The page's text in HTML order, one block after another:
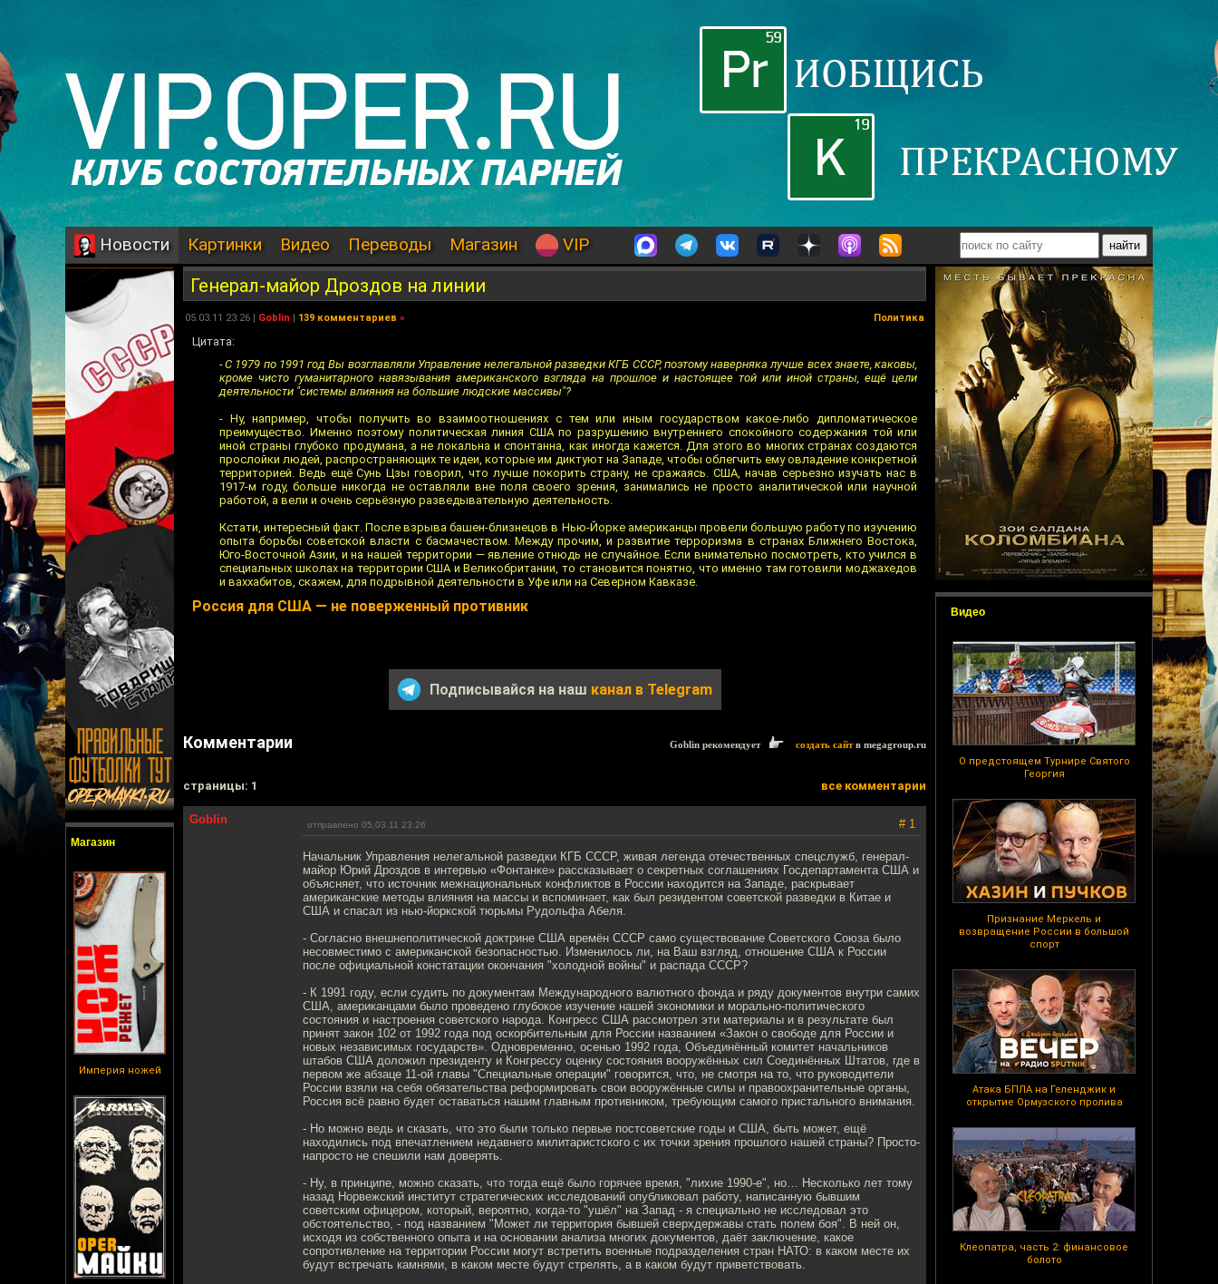
Новости Картинки Видео Переводы Магазин VIP
Магазин
Империя ножей
Видео
О предстоящем Турнире Святого
Георгия
Признание Меркель и
возвращение России в большой
спорт
Атака БПЛА на Геленджик и
открытие Ормузского пролива
Клеопатра, часть 2: финансовое
болото
Генерал-майор Дроздов на линии
05.03.11 23:26 | Goblin | 139 комментариев » Политика
Цитата:
- С 1979 по 1991 год Вы возглавляли Управление нелегальной разведки КГБ СССР, поэтому наверняка лучше всех знаете, каковы,
кроме чисто гуманитарного навязывания американского взгляда на прошлое и настоящее той или иной страны, ещё цели
деятельности "системы влияния на большие людские массивы"?
- Ну, например, чтобы получить во взаимоотношениях с тем или иным государством какое-либо дипломатическое
преимущество. Именно поэтому политическая линия США по разрушению внутреннего спокойного содержания той или
иной страны глубоко продумана, а не локальна и спонтанна, как иногда кажется. Для этого во многих странах создаются
прослойки людей, распространяющих те идеи, которые им диктуют на Западе, чтобы облегчить ему овладение конкретной
территорией. Ведь ещё Сунь Цзы говорил, что лучше покорить страну, не сражаясь. США, начав серьезно изучать нас в
1917-м году, больше никогда не оставляли вне поля своего зрения, занимались не просто аналитической или научной
работой, а вели и очень серьёзную разведывательную деятельность.
Кстати, интересный факт. После взрыва башен-близнецов в Нью-Йорке американцы провели большую работу по изучению
опыта борьбы советской власти с басмачеством. Между прочим, и развитие терроризма в странах Ближнего Востока,
Юго-Восточной Азии, и на нашей территории — явление отнюдь не случайное. Если внимательно посмотреть, кто учился в
специальных школах на территории США и Великобритании, то становится понятно, что именно там готовили моджахедов
и ваххабитов, скажем, для подрывной деятельности в Уфе или на Северном Кавказе.
Россия для США — не поверженный противник
Подписывайся на наш канал в Telegram
Комментарии Goblin рекомендует создать сайтв megagroup.ru
cтраницы: 1 все комментарии
Goblin отправлено 05.03.11 23:26 # 1
Начальник Управления нелегальной разведки КГБ СССР, живая легенда отечественных спецслужб, генерал-
майор Юрий Дроздов в интервью «Фонтанке» рассказывает о секретных соглашениях Госдепартамента США и
объясняет, что источник межнациональных конфликтов в России находится на Западе, раскрывает
американские методы влияния на массы и вспоминает, как был резидентом советской разведки в Китае и
США и спасал из нью-йоркской тюрьмы Рудольфа Абеля.
- Согласно внешнеполитической доктрине США времён СССР само существование Советского Союза было
несовместимо с американской безопасностью. Изменилось ли, на Ваш взгляд, отношение США к России
после официальной констатации окончания "холодной войны" и распада СССР?
- К 1991 году, если судить по документам Международного валютного фонда и ряду документов внутри самих
США, американцами было проведено глубокое изучение нашей экономики и морально-политического
состояния и настроения советского народа. Конгресс США рассмотрел эти материалы и в результате был
принят закон 102 от 1992 года под оскорбительным для России названием «Закон о свободе для России и
новых независимых государств». Одновременно, осенью 1992 года, Объединённый комитет начальников
штабов США доложил президенту и Конгрессу оценку состояния вооружённых сил Соединённых Штатов, где в
первом же абзаце 11-ой главы "Специальные операции" говорится, что, не смотря на то, что руководители
России взяли на себя обязательства реформировать свои вооружённые силы и правоохранительные органы,
Россия всё равно будет оставаться нашим главным противником, требующим самого пристального внимания.
- Но можно ведь и сказать, что это были только первые постсоветские годы и США, быть может, ещё
находились под впечатлением недавнего милитаристского с их точки зрения прошлого нашей страны? Просто-
напросто не спешили нам доверять.
- Ну, в принципе, можно сказать, что тогда ещё было горячее время, "лихие 1990-е", но… Несколько лет тому
назад Норвежский институт стратегических исследований опубликовал работу, написанную бывшим
советским офицером, который, вероятно, когда-то "ушёл" на Запад - я специально не исследовал это
обстоятельство, - под названием "Может ли территория бывшей сверхдержавы стать полем боя". В ней он,
исходя из собственного опыта и на основании анализа многих документов, даёт заключение, какое
сопротивление на территории России могут встретить военные подразделения стран НАТО: в каком месте их
будут встречать камнями, в каком месте будут стрелять, а в каком будут приветствовать.